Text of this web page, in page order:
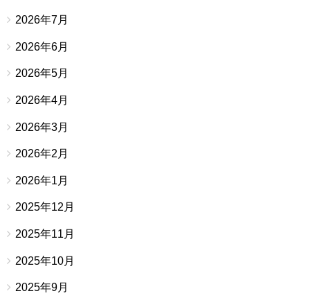
2026年7月
2026年6月
2026年5月
2026年4月
2026年3月
2026年2月
2026年1月
2025年12月
2025年11月
2025年10月
2025年9月